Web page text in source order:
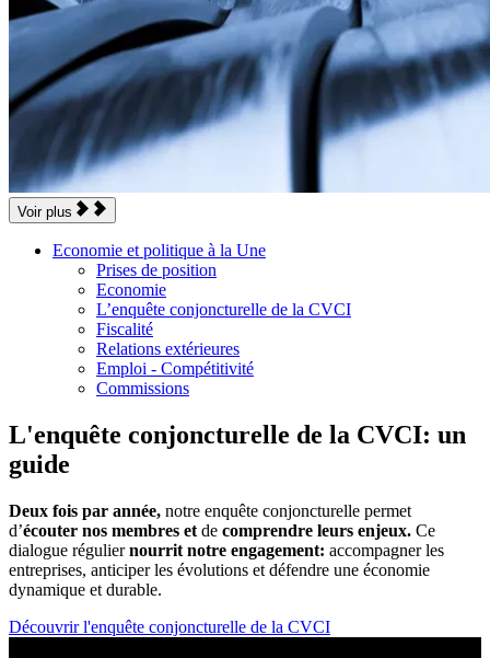
Voir plus
Economie et politique à la Une
Prises de position
Economie
L’enquête conjoncturelle de la CVCI
Fiscalité
Relations extérieures
Emploi - Compétitivité
Commissions
L'enquête conjoncturelle de la CVCI: un
guide
Deux fois par année, notre enquête conjoncturelle permet
d’écouter nos membres et de comprendre leurs enjeux. Ce
dialogue réguliernourrit notre engagement: accompagner les
entreprises, anticiper les évolutions et défendre une économie
dynamique et durable.
Découvrir l'enquête conjoncturelle de la CVCI